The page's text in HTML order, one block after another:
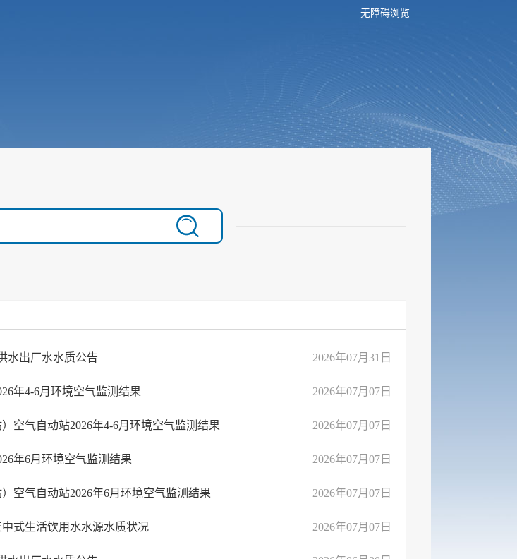
无障碍浏览
水出厂水水质公告 2026年07月31日
年4-6月环境空气监测结果 2026年07月07日
空气自动站2026年4-6月环境空气监测结果 2026年07月07日
年6月环境空气监测结果 2026年07月07日
空气自动站2026年6月环境空气监测结果 2026年07月07日
式生活饮用水水源水质状况 2026年07月07日